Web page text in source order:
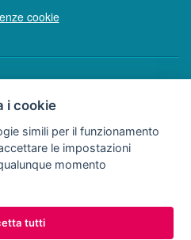
cookie
i diritti sono riservati
della F.lli Dionisi S.r.L.
P. S. Giorgio (FM)
FM-200734
i cookie
simili per il funzionamento
le impostazioni
momento
tutti